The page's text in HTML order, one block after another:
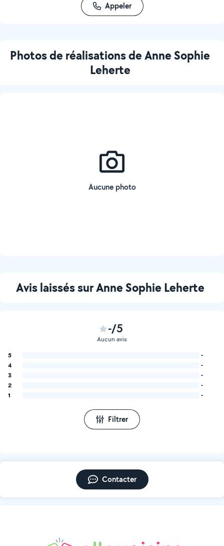
Appeler
Photos de réalisations de Anne Sophie
Leherte
Aucune photo
Avis laissés sur Anne Sophie Leherte
-/5
Aucun avis
5
-
4
-
3
-
2
-
1
-
Filtrer
Contacter